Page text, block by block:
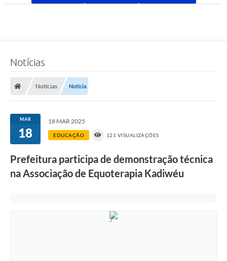
Notícias
Notícias Notícia
MAR
18
18 MAR 2025
EDUCAÇÃO 121 VISUALIZAÇÕES
Prefeitura participa de demonstração técnica
na Associação de Equoterapia Kadiwéu